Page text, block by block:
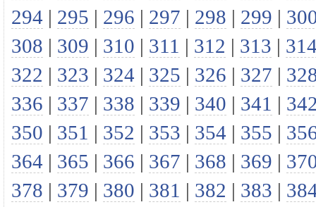
294 | 295 | 296 | 297 | 298 | 299 |
308 | 309 | 310 | 311 | 312 | 313 |
322 | 323 | 324 | 325 | 326 | 327 |
336 | 337 | 338 | 339 | 340 | 341 |
350 | 351 | 352 | 353 | 354 | 355 |
364 | 365 | 366 | 367 | 368 | 369 |
378 | 379 | 380 | 381 | 382 | 383 |